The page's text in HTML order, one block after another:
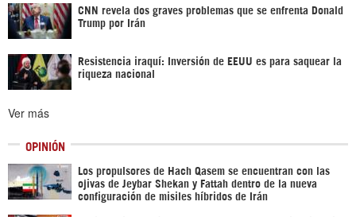
CNN revela dos graves problemas que se enfrenta Donald
Trump por Irán
Resistencia iraquí: Inversión de EEUU es para saquear la
riqueza nacional
Ver más
OPINIÓN
Los propulsores de Hach Qasem se encuentran con las
ojivas de Jeybar Shekan y Fattah dentro de la nueva
configuración de misiles híbridos de Irán